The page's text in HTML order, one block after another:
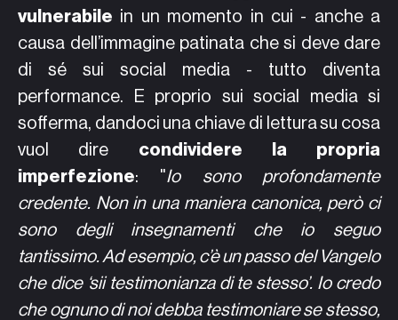
vulnerabile in un momento in cui - anche a
causa dell’immagine patinata che si deve dare
di sé sui social media - tutto diventa
performance. E proprio sui social media si
sofferma, dandoci una chiave di lettura su cosa
vuol dire condividere la propria
imperfezione: "Io sono profondamente
credente. Non in una maniera canonica, però ci
sono degli insegnamenti che io seguo
tantissimo. Ad esempio, c’è un passo del Vangelo
che dice ‘sii testimonianza di te stesso’. Io credo
che ognuno di noi debba testimoniare se stesso,